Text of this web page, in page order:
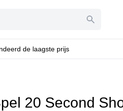
de laagste prijs
20 Second